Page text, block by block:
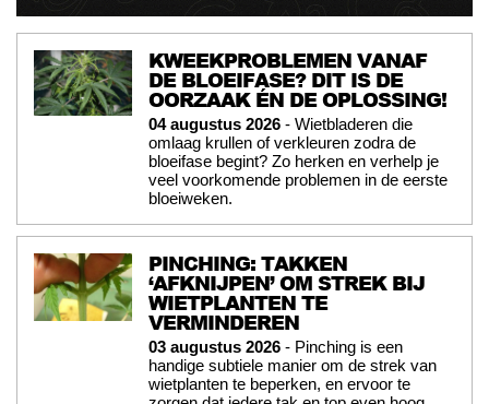
KWEEKPROBLEMEN VANAF
DE BLOEIFASE? DIT IS DE
OORZAAK ÉN DE OPLOSSING!
04 augustus 2026 - Wietbladeren die
omlaag krullen of verkleuren zodra de
bloeifase begint? Zo herken en verhelp je
veel voorkomende problemen in de eerste
bloeiweken.
PINCHING: TAKKEN
‘AFKNIJPEN’ OM STREK BIJ
WIETPLANTEN TE
VERMINDEREN
03 augustus 2026 - Pinching is een
handige subtiele manier om de strek van
wietplanten te beperken, en ervoor te